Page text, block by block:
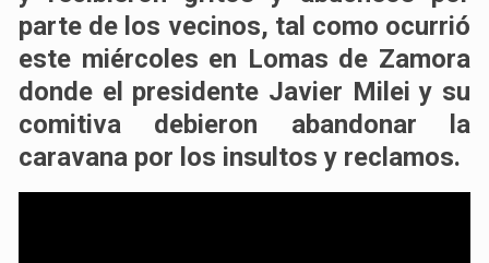
parte de los vecinos, tal como ocurrió
este miércoles en Lomas de Zamora
donde el presidente Javier Milei y su
comitiva debieron abandonar la
caravana por los insultos y reclamos.